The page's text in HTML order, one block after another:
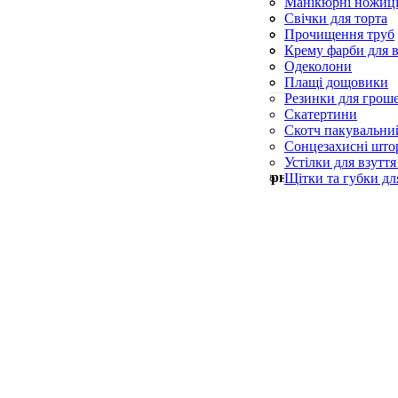
Форми для випічки
Пилки для п’ят
Пилочки для нігтів
Свічки для торта
Свічки конусні та
Церковні свічки
Прочищення труб
Серветки для
Синька
Скребки для посуду
Крему фарби для
Одеколони
Плащі дощовики
Резинки для
Скатертини
Скотч
Сонцезахисні
Устілки для
Щітки та губки
грн